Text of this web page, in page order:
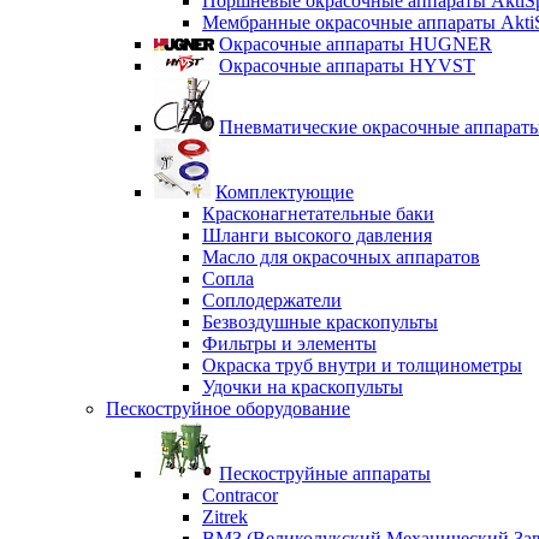
Мембранные окрасочные аппараты
Окрасочные аппараты HUGNER
Окрасочные аппараты HYVST
Пневматические окрасочные
Комплектующие
Красконагнетательные баки
Шланги высокого давления
Масло для окрасочных аппаратов
Сопла
Соплодержатели
Безвоздушные краскопульты
Фильтры и элементы
Окраска труб внутри и толщинометры
Удочки на краскопульты
Пескоструйное оборудование
Пескоструйные аппараты
Contracor
Zitrek